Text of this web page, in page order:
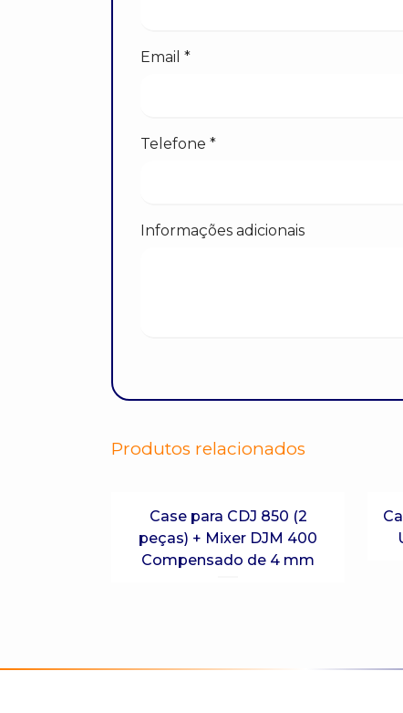
Email *
Telefone *
Informações adicionais
Produtos relacionados
Case para CDJ 850 (2
peças) + Mixer DJM 400
Compensado de 4 mm